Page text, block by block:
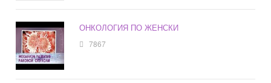
ОНКОЛОГИЯ ПО ЖЕНСКИ
7867